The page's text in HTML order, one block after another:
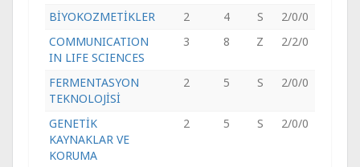
BİYOKOZMETİKLER
2 4 S
2/0/0
COMMUNICATION
IN LIFE SCIENCES
3 8 Z 2/2/0
FERMENTASYON
TEKNOLOJİSİ
2 5 S 2/0/0
GENETİK
KAYNAKLAR VE
KORUMA
2 5 S 2/0/0